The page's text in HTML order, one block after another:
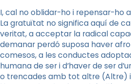
I, cal no oblidar-ho i repensar-ho
La gratuïtat no significa aquí de
veritat, a acceptar la radical
demanar perdó suposa haver
comesos, a les conductes
humana de ser i d’haver de ser
o trencades amb tot altre (Altre)